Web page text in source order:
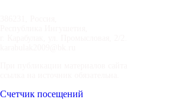
Счетчик посещений